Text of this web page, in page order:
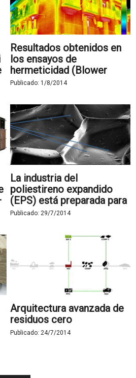
Resultados obtenidos en
los ensayos de
hermeticidad (Blower
Door) del Proyecto PREI
Fuencarral
Publicado: 1/8/2014
La industria del
poliestireno expandido
(EPS) está preparada para
aislar edificios de
Publicado: 29/7/2014
Arquitectura avanzada de
residuos cero
Publicado: 24/7/2014